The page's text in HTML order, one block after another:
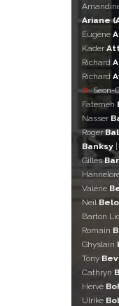
Ariane
Eugène
Kader
Richard
Richard
B Seon-
Fatemeh
Nasser
Roger
Banksy |
Gilles
Valérie
Neïl
Barton
Romain
Ghyslain
Tony
Cathryn
Hervé
Ulrike